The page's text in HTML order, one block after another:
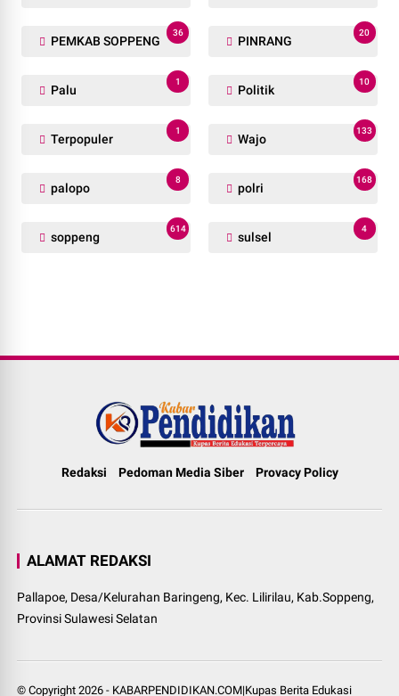
PEMKAB SOPPENG
36
PINRANG
20
Palu
1
Politik
10
Terpopuler
1
Wajo
133
palopo
8
polri
168
soppeng
614
sulsel
4
Redaksi Pedoman Media Siber Provacy Policy
ALAMAT REDAKSI
Pallapoe, Desa/Kelurahan Baringeng, Kec. Lilirilau, Kab.Soppeng,
Provinsi Sulawesi Selatan
© Copyright2026 - KABARPENDIDIKAN.COM|Kupas Berita Edukasi